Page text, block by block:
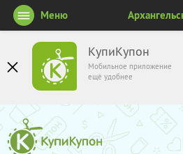
КупиКупон
Мобильное приложение
ещё удобнее
Меню